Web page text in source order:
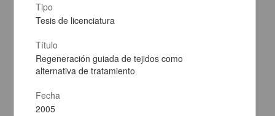
prevencion del inicio de la vida sexual activa en las adolescentes
de Tarecuato
Duarte Aguilar, Hayde Edith
Tipo
Tesis de licenciatura
Título
Regeneración guiada de tejidos como
alternativa de tratamiento
Fecha
2005